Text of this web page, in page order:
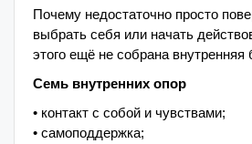
Почему недостаточно просто
выбрать себя или начать
этого ещё не собрана внутренняя
Семь внутренних опор
• контакт с собой и чувствами;
• самоподдержка;